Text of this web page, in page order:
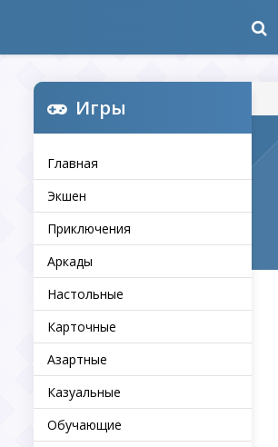
Игры
Главная
Экшен
Приключения
Аркады
Настольные
Карточные
Азартные
Казуальные
Обучающие